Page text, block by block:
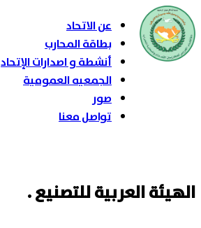
عن الاتحاد
بطاقة المحارب
أنشطة و اصدارات الإتحاد
الجمعيه العمومية
صور
تواصل معنا
الهيئة العربية للتصنيع .